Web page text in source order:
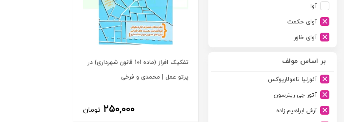
آوا
آوای حکمت
آوای خاور
آیدین
ارجمند
ارسطو
بر اساس مولف
آئورلیا تامولاریوکس
آتور جی رینرسون
آرش ابراهیم زاده
تفکیک افراز (ماده 101 قانون شهرداری) در
پرتو عمل | محمدی و فرخی
۲۵۰,۰۰۰ تومان